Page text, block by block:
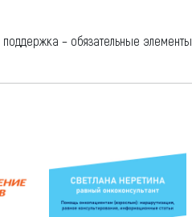
поддержка – обязательные элементы